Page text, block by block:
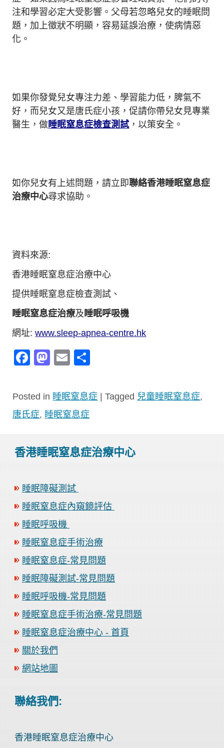
注和學習必定大受影響。父母若忽略兒女的睡眠問
題，加上徵狀不明顯，容易延誤治療，使病情惡
化。
如果你發覺兒女專注力差、學習能力低，脾氣不
好，而兒女又是唐氏症小孩，促請你帶兒女見專業
醫生，做睡眠窒息症檢查測試 ，以策安全。
如你兒女有上述問題，請立即聯絡香港睡眠窒息症
治療中心尋求協助。
資料來源:
香港睡眠窒息症治療中心
提供睡眠窒息症檢查測試、
睡眠窒息症治療及 睡眠呼吸機
網址:www.sleep-apnea-centre.hk
Facebook
Mastodon
Email
Posted in 睡眠窒息症 |Tagged 兒童睡眠窒息症,
唐氏症, 睡眠窒息症
香港睡眠窒息症治療中心
睡眠障礙測試
睡眠窒息症內窺鏡評估
睡眠呼吸機
睡眠窒息症手術治療
睡眠窒息症-常見問題
睡眠障礙測試-常見問題
睡眠呼吸機-常見問題
睡眠窒息症手術治療-常見問題
睡眠窒息症治療中心 - 首頁
關於我們
網站地圖
聯絡我們:
香港睡眠窒息症治療中心